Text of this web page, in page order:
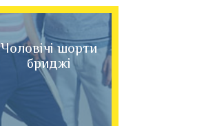
Чоловічі шорти
бриджі